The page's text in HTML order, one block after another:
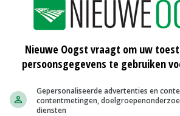
in stallen verspreid over
waren behandeld met fipronil, één
één stal was al schoongemaakt
kooihuisvesting, de rest van de
Nieuwe Oogst vraagt om uw
persoonsgegevens te gebruiken
Gepersonaliseerde advertenties en
contentmetingen,
diensten